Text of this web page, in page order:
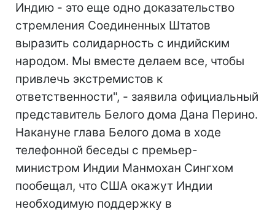
Индию - это еще одно доказательство
стремления Соединенных Штатов
выразить солидарность с индийским
народом. Мы вместе делаем все, чтобы
привлечь экстремистов к
ответственности", - заявила официальный
представитель Белого дома Дана Перино.
Накануне глава Белого дома в ходе
телефонной беседы с премьер-
министром Индии Манмохан Сингхом
пообещал, что США окажут Индии
необходимую поддержку в